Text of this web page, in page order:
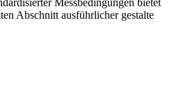
Messbedingungen bietet
Abschnitt ausführlicher gestalte